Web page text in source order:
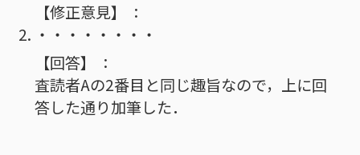
【修正意見】
・・・・・・・・
【回答】
査読者Aの2番目と同じ趣旨なので，上に回
答した通り加筆した．